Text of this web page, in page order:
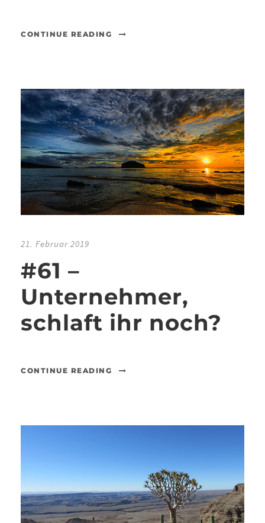
CONTINUE READING
21. Februar 2019
#61 –
Unternehmer,
schlaft ihr noch?
CONTINUE READING